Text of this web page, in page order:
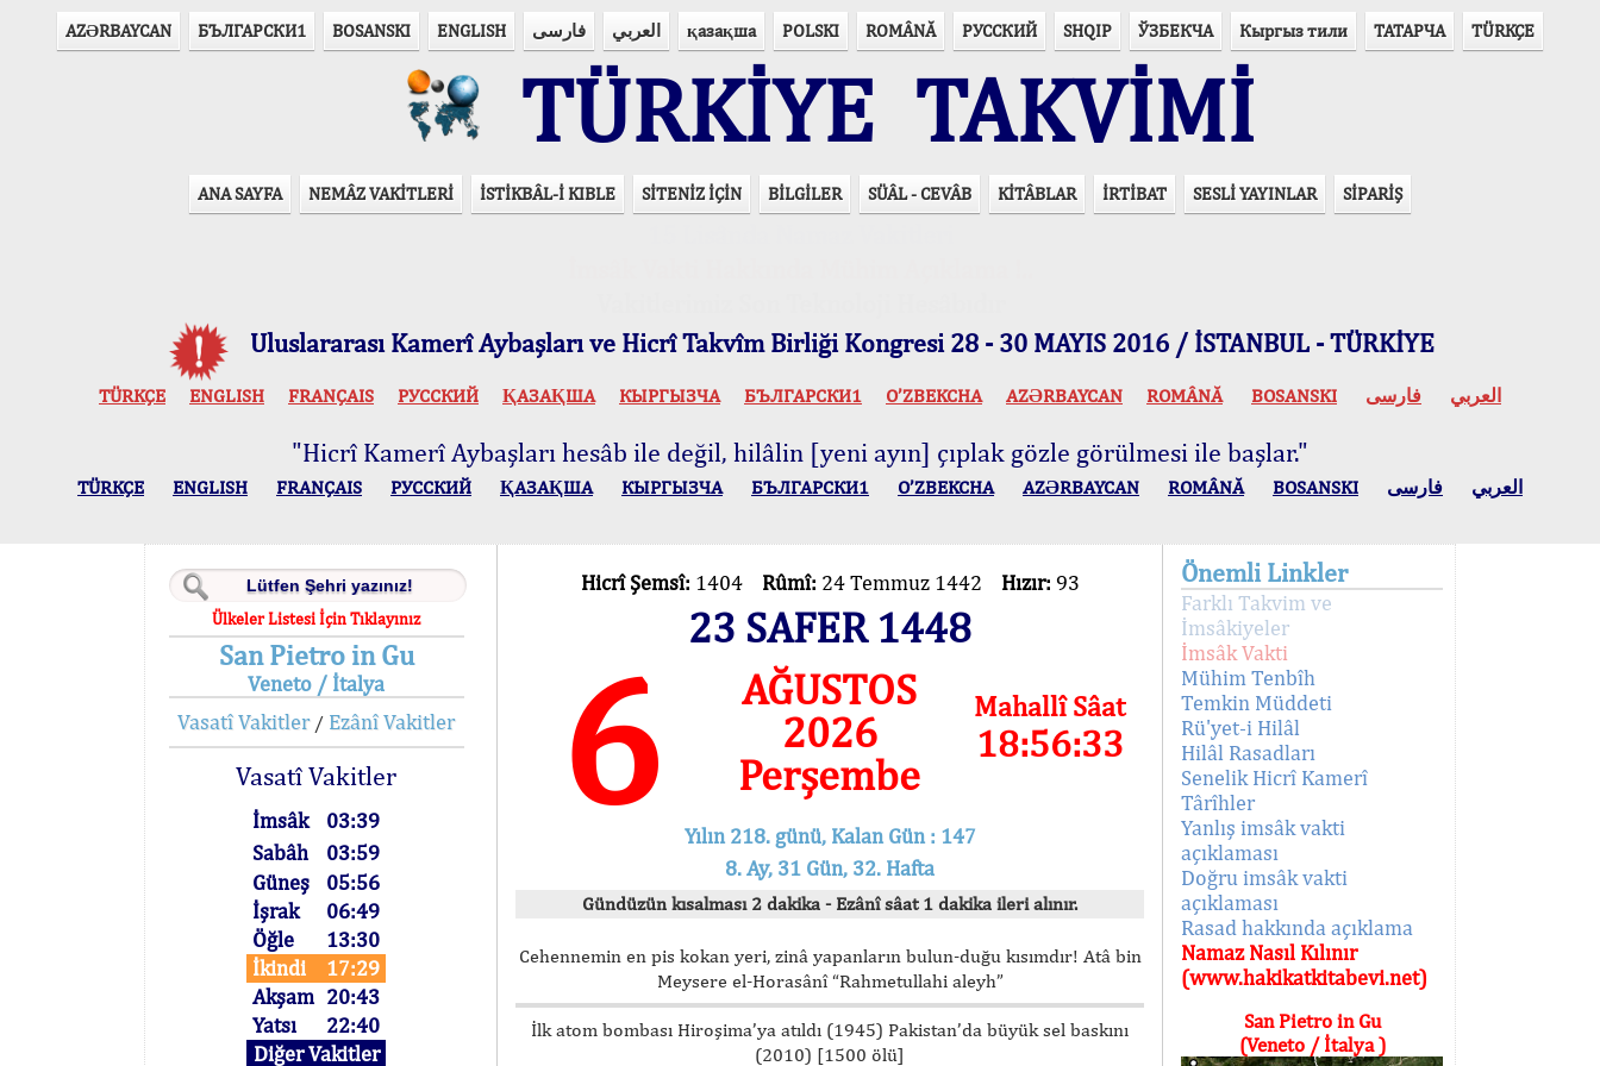
AZӘRBAYCAN БЪЛГАРСКИ1 BOSANSKI ENGLISH فارسی العربي қазақша POLSKI ROMÂNĂ РУССКИЙ SHQIP ЎЗБЕКЧА Кыргыз тили ТАТАРЧА TÜRKÇE
TÜRKİYE TAKVİMİ
ANA SAYFA NEMÂZ VAKİTLERİ İSTİKBÂL-İ KIBLE SİTENİZ İÇİN BİLGİLER SÜÂL - CEVÂB KİTÂBLAR İRTİBAT SESLİ YAYINLAR SİPARİŞ
Uluslararası Kamerî Aybaşları ve Hicrî Takvîm Birliği Kongresi 28 - 30 MAYIS 2016 / İSTANBUL - TÜRKİYE
TÜRKÇE ENGLISH FRANÇAIS РУССКИЙ ҚАЗАҚША КЫPГЫЗЧA БЪЛГАРСКИ1 O’ZBEKCHA AZӘRBAYCAN ROMÂNĂ BOSANSKI العربي فارسی
"Hicrî Kamerî Aybaşları hesâb ile değil, hilâlin [yeni ayın] çıplak gözle görülmesi ile başlar."
TÜRKÇE ENGLISH FRANÇAIS РУССКИЙ ҚАЗАҚША КЫPГЫЗЧA БЪЛГАРСКИ1 O’ZBEKCHA AZӘRBAYCAN ROMÂNĂ BOSANSKI العربي فارسی
Ülkeler Listesi İçin Tıklayınız
San Pietro in Gu
Veneto / İtalya
Vasatî Vakitler/ Ezânî Vakitler
Vasatî Vakitler
İmsâk
03:39
Sabâh
03:59
Güneş
05:56
İşrak
06:49
Öğle
13:30
İkindi
17:29
Akşam 20:43
Yatsı
22:40
Diğer Vakitler
Hicrî Şemsî: 1404 Rûmî: 24 Temmuz 1442 Hızır: 93
23 SAFER 1448
6
AĞUSTOS
2026
Perşembe
Mahallî Sâat
18:56:33
Yılın 218. günü, Kalan Gün : 147
8. Ay, 31 Gün, 32. Hafta
Gündüzün kısalması 2 dakika - Ezânî sâat 1 dakika ileri alınır.
Cehennemin en pis kokan yeri, zinâ yapanların bulun-duğu kısımdır! Atâ bin
Meysere el-Horasânî “Rahmetullahi aleyh”
İlk atom bombası Hiroşima’ya atıldı (1945) Pakistan’da büyük sel baskını
(2010) [1500 ölü]
Önemli Linkler
Farklı Takvim ve
İmsâkiyeler
İmsâk Vakti
Mühim Tenbîh
Temkin Müddeti
Rü'yet-i Hilâl
Hilâl Rasadları
Senelik Hicrî Kamerî
Târîhler
Yanlış imsâk vakti
açıklaması
Doğru imsâk vakti
açıklaması
Rasad hakkında açıklama
Namaz Nasıl Kılınır
(www.hakikatkitabevi.net)
San Pietro in Gu
(Veneto / İtalya )